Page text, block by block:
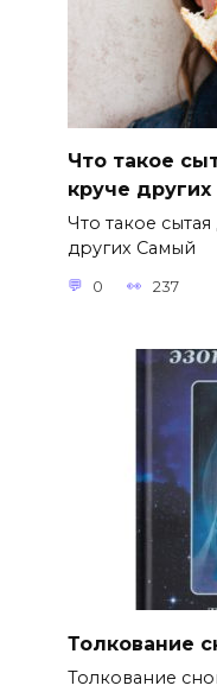
Что такое
круче других
Что такое
других Самый
0 237
Толкование
Толкование